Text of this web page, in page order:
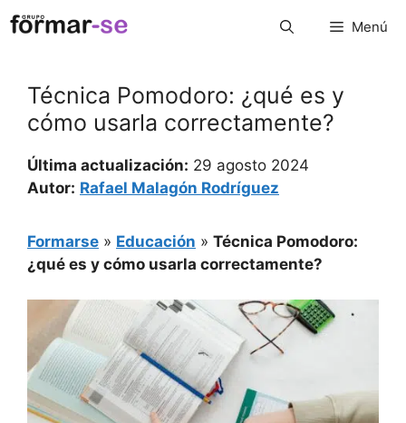
Saltar
al
Menú
Técnica Pomodoro: ¿qué es y
cómo usarla correctamente?
Última actualización: 29 agosto 2024
Autor: Rafael Malagón Rodríguez
Formarse » Educación » Técnica Pomodoro:
¿qué es y cómo usarla correctamente?